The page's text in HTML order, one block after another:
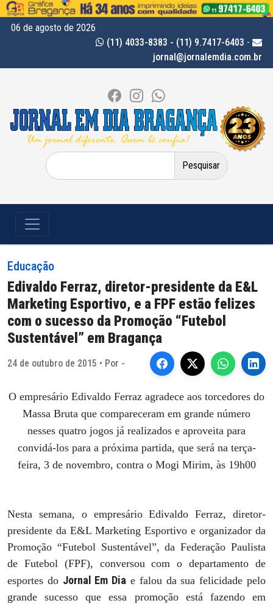
06 de agosto de 2026
(11) 4033-8383 - (11) 9.7417-6403 -
jornal@jornalemdia.com.br
Pesquisar
por:
Educação
Edivaldo Ferraz, diretor-presidente da E&L
Marketing Esportivo, e a FPF estão felizes
com o sucesso da Promoção “Futebol
Sustentável” em Bragança
24 de outubro de 2015 • Por -
O empresário Edivaldo Ferraz agradece aos torcedores do
Massa Bruta que compareceram em grande número
nesses quatro jogos já realizados e aproveita para
convidá-los para a próxima partida, que será na terça-
feira, 3 de novembro, contra o Mogi Mirim, às 19h00
Nesta semana, o empresário Edivaldo Ferraz, diretor-
presidente da E&L Marketing Esportivo e organizador da
Promoção “Futebol Sustentável”, da Federação Paulista
de Futebol (FPF), conversou com o departamento de
esportes do Jornal Em Dia e falou da sua felicidade pelo
grande sucesso que essa promoção está fazendo em